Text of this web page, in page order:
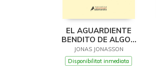
EL AGUARDIENTE
BENDITO DE ALGOT
Y ANNA STINA
JONAS JONASSON
Disponibilitat inmediata